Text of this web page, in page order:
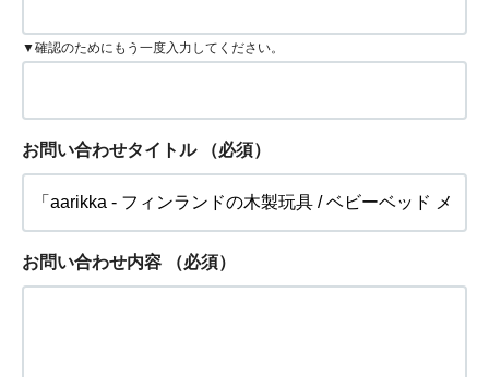
▼確認のためにもう一度入力してください。
お問い合わせタイトル （必須）
お問い合わせ内容 （必須）